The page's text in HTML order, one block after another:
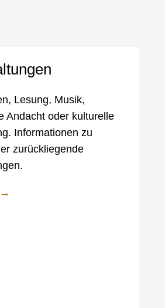
Lesung, Musik,
Andacht oder kulturelle
Informationen zu
zurückliegende